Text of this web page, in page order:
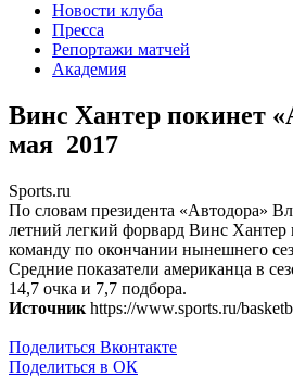
Новости клуба
Пресса
Репортажи матчей
Академия
Винс Хантер покинет
мая 2017
Sports.ru
По словам президента «Автодора»
летний легкий форвард Винс Хантер
команду по окончании нынешнего
Средние показатели американца в
14,7 очка и 7,7 подбора.
Источник https://www.sports.ru/
Поделиться Вконтакте
Поделиться в ОК